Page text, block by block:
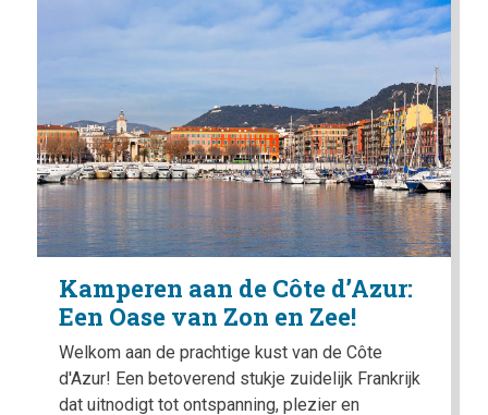
Kamperen aan de Côte d’Azur:
Een Oase van Zon en Zee!
Welkom aan de prachtige kust van de Côte
d'Azur! Een betoverend stukje zuidelijk Frankrijk
dat uitnodigt tot ontspanning, plezier en